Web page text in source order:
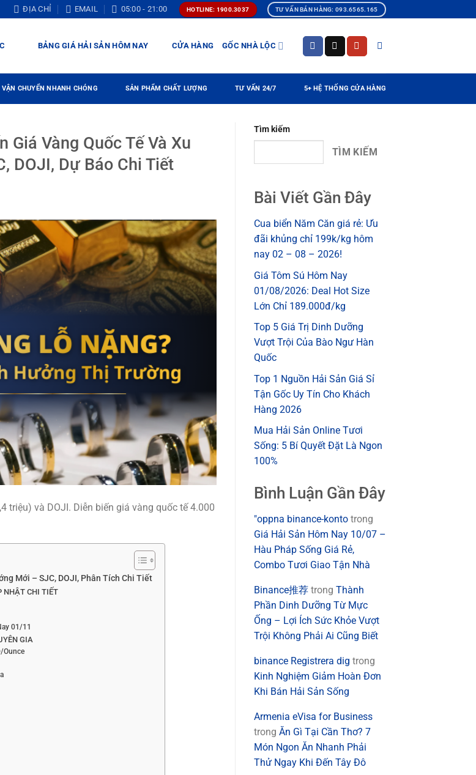
ĐỊA CHỈ EMAIL 05:00 - 21:00 HOTLINE: 1900.3037 TƯ VẤN BÁN HÀNG: 093.6565.165
BẢNG GIÁ HẢI SẢN HÔM NAY CỬA HÀNG GỐC NHÀ LỘC
VẬN CHUYỂN NHANH CHÓNG SẢN PHẨM CHẤT LƯỢNG TƯ VẤN 24/7 5+ HỆ THỐNG CỬA HÀNG
Giá Vàng Quốc Tế Và Xu
DOJI, Dự Báo Chi Tiết
triệu) và DOJI. Diễn biến giá vàng quốc tế 4.000
Mới – SJC, DOJI, Phân Tích Chi Tiết
NHẬT CHI TIẾT
01/11
GIA
Ounce
Tìm kiếm
TÌM KIẾM
Bài Viết Gần Đây
Cua biển Năm Căn giá rẻ: Ưu
đãi khủng chỉ 199k/kg hôm
nay 02 – 08 – 2026!
Giá Tôm Sú Hôm Nay
01/08/2026: Deal Hot Size
Lớn Chỉ 189.000đ/kg
Top 5 Giá Trị Dinh Dưỡng
Vượt Trội Của Bào Ngư Hàn
Quốc
Top 1 Nguồn Hải Sản Giá Sỉ
Tận Gốc Uy Tín Cho Khách
Hàng 2026
Mua Hải Sản Online Tươi
Sống: 5 Bí Quyết Đặt Là Ngon
100%
Bình Luận Gần Đây
"oppna binance-kontotrong
Giá Hải Sản Hôm Nay 10/07 –
Hàu Pháp Sống Giá Rẻ,
Combo Tươi Giao Tận Nhà
Binance推荐trong Thành
Phần Dinh Dưỡng Từ Mực
Ống – Lợi Ích Sức Khỏe Vượt
Trội Không Phải Ai Cũng Biết
binance Registrera dig trong
Kinh Nghiệm Giảm Hoàn Đơn
Khi Bán Hải Sản Sống
Armenia eVisa for Business
trong Ăn Gì Tại Cần Thơ? 7
Món Ngon Ăn Nhanh Phải
Thử Ngay Khi Đến Tây Đô